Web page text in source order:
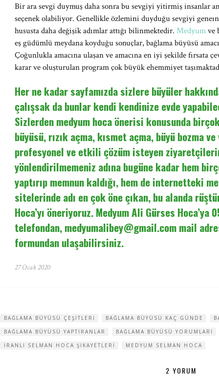
Bir ara sevgi duymuş daha sonra bu sevgiyi yitirmiş insanlar
seçenek olabiliyor. Genellikle özlemini duyduğu sevgiyi
hususta daha değişik adımlar attığı bilinmektedir. Medyumve
eş güdümlü meydana koyduğu sonuçlar, bağlama büyüsü
Çoğunlukla amacına ulaşan ve amacına en iyi şekilde fırsata
karar ve oluşturulan program çok büyük ehemmiyet
Her ne kadar sayfamızda sizlere büyüler
çalışsak da bunlar kendi kendinize evde
Sizlerden medyum hoca önerisi konusunda
büyüsü, rızık açma, kısmet açma, büyü bozma
profesyonel ve etkili çözüm isteyen
yönlendirilmemeniz adına bugüne kadar hem
yaptırıp memnun kaldığı, hem de internetteki
sitelerinde adı en çok öne çıkan, bu alanda
Hoca’yı öneriyoruz. Medyum Ali Gürses Hoca’ya
telefondan,medyumalibey@gmail.commail
formundan ulaşabilirsiniz.
27 Ocak 2020
BAĞLAMA BÜYÜSÜ ÇEŞITLERI BAĞLAMA BÜYÜSÜ KAÇ GÜNDE
BAĞLAMA BÜYÜSÜ YAPTIRANLAR
BAĞLAMA BÜYÜSÜ YORUMLARI
IRANLI SELMAN HOCA ŞIKAYETLERI
MEDYUM SELMAN HOCA
2 YORUM